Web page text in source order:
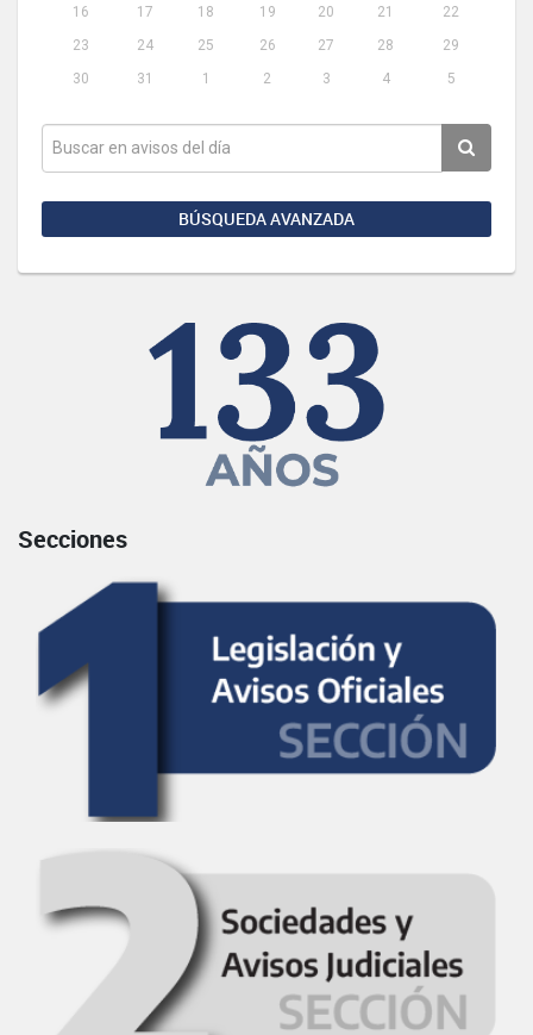
16
17 18 19 20 21
22
23
24 25 26 27 28
29
30
31 1 2 3 4 5
BÚSQUEDA AVANZADA
Secciones